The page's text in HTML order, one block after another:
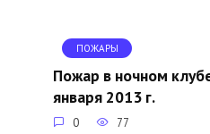
ПОЖАРЫ
Пожар в ночном
января 2013 г.
0 77